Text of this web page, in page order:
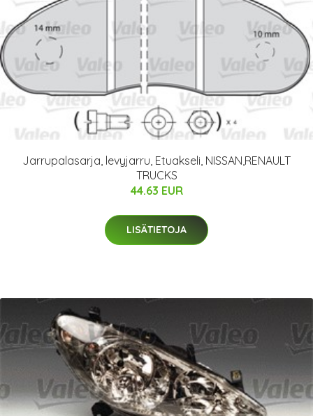
Jarrupalasarja, levyjarru, Etuakseli, NISSAN,RENAULT
TRUCKS
44.63 EUR
LISÄTIETOJA